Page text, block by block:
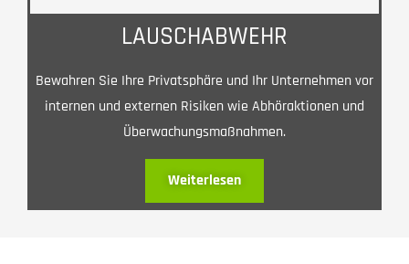
LAUSCHABWEHR
Bewahren Sie Ihre Privatsphäre und Ihr Unternehmen vor
internen und externen Risiken wie Abhöraktionen und
Überwachungsmaßnahmen.
Weiterlesen